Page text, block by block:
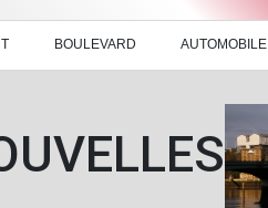
BOULEVARD AUTOMOBILE